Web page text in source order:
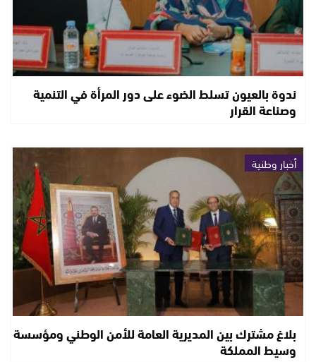
ندوة بالعيون تسلط الضوء على دور المرأة في التنمية
وصناعة القرار
أخبار وطنية
بلاغ مشترك بين المديرية العامة للأمن الوطني ومؤسسة
وسيط المملكة